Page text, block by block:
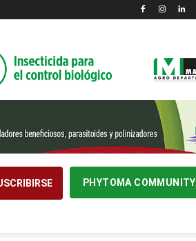
PHYTOMA COMMUNITY